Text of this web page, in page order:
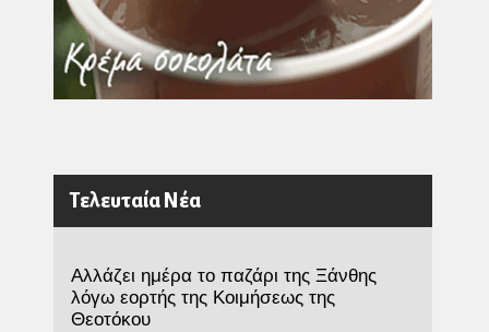
Τελευταία Νέα
Αλλάζει ημέρα το παζάρι της Ξάνθης
λόγω εορτής της Κοιμήσεως της
Θεοτόκου